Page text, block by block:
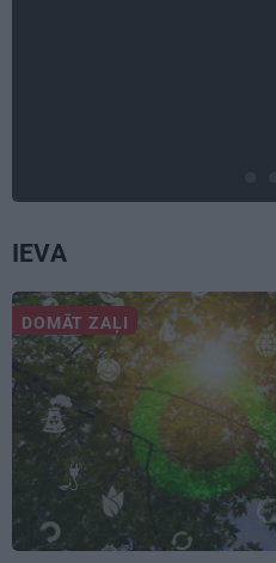
IEVA
DOMĀT ZAĻI